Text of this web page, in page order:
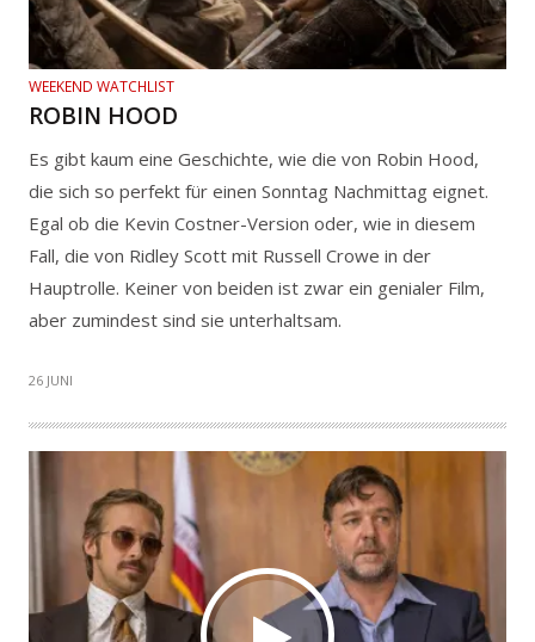
WEEKEND WATCHLIST
ROBIN HOOD
Es gibt kaum eine Geschichte, wie die von Robin Hood,
die sich so perfekt für einen Sonntag Nachmittag eignet.
Egal ob die Kevin Costner-Version oder, wie in diesem
Fall, die von Ridley Scott mit Russell Crowe in der
Hauptrolle. Keiner von beiden ist zwar ein genialer Film,
aber zumindest sind sie unterhaltsam.
26 JUNI